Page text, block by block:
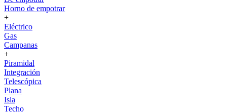
Horno de empotrar
+
Eléctrico
Gas
Campanas
+
Piramidal
Integración
Telescópica
Plana
Isla
Techo